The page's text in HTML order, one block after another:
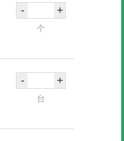
- +
个
- +
台